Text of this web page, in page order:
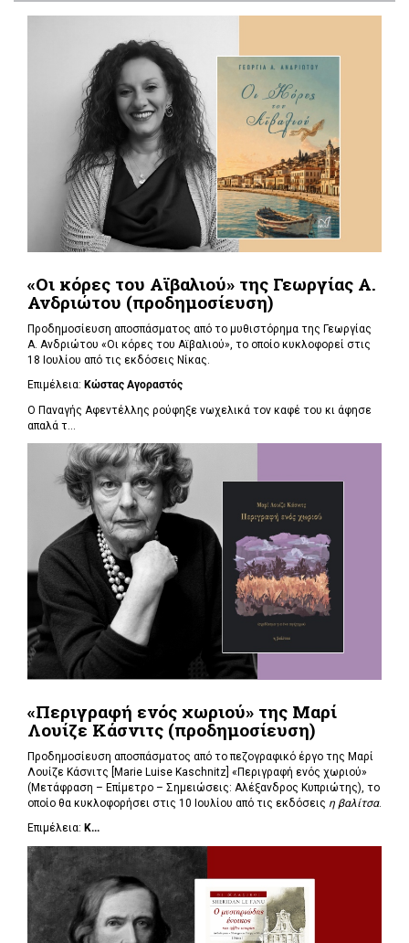
«Οι κόρες του Αϊβαλιού» της Γεωργίας Α.
Ανδριώτου (προδημοσίευση)
Προδημοσίευση αποσπάσματος από το μυθιστόρημα της Γεωργίας
Α. Ανδριώτου «Οι κόρες του Αϊβαλιού», το οποίο κυκλοφορεί στις
18 Ιουλίου από τις εκδόσεις Νίκας.
Επιμέλεια: Κώστας Αγοραστός
Ο Παναγής Αφεντέλλης ρούφηξε νωχελικά τον καφέ του κι άφησε
απαλά τ...
«Περιγραφή ενός χωριού» της Μαρί
Λουίζε Κάσνιτς (προδημοσίευση)
Προδημοσίευση αποσπάσματος από το πεζογραφικό έργο της Μαρί
Λουίζε Κάσνιτς [Marie Luise Kaschnitz] «Περιγραφή ενός χωριού»
(Μετάφραση – Επίμετρο – Σημειώσεις: Αλέξανδρος Κυπριώτης), το
οποίο θα κυκλοφορήσει στις 10 Ιουλίου από τις εκδόσεις η βαλίτσα.
Επιμέλεια: Κ...